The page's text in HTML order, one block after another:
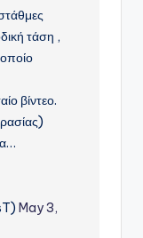
τάση ,
βίντεο.
May 3,